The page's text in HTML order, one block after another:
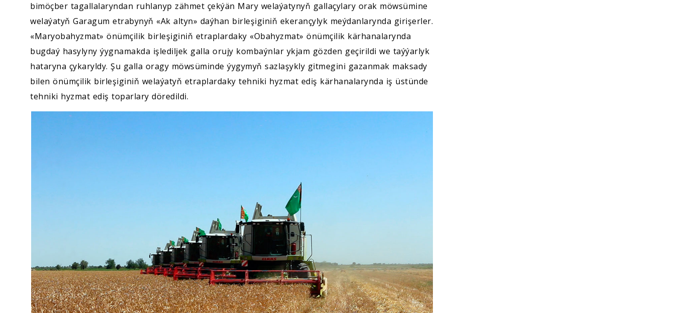
bimöçber tagallalaryndan ruhlanyp zähmet çekýän Mary welaýatynyň gallaçylary orak möwsümine
welaýatyň Garagum etrabynyň «Ak altyn» daýhan birleşiginiň ekerançylyk meýdanlarynda girişerler.
«Maryobahyzmat» önümçilik birleşiginiň etraplardaky «Obahyzmat» önümçilik kärhanalarynda
bugdaý hasylyny ýygnamakda işlediljek galla orujy kombaýnlar ykjam gözden geçirildi we taýýarlyk
hataryna çykaryldy. Şu galla oragy möwsüminde ýygymyň sazlaşykly gitmegini gazanmak maksady
bilen önümçilik birleşiginiň welaýatyň etraplardaky tehniki hyzmat ediş kärhanalarynda iş üstünde
tehniki hyzmat ediş toparlary döredildi.